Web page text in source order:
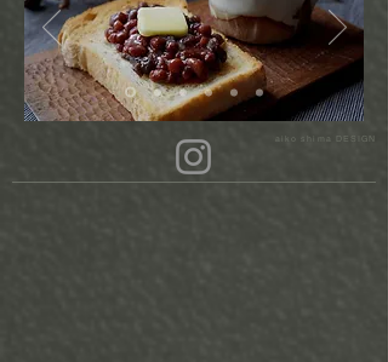
aiko shima DESIGN